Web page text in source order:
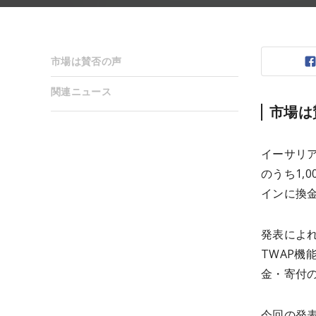
市場
イーサリ
のうち
インに換
発表によ
TWAP機
金・寄付
市場は賛否の声
関連ニュース